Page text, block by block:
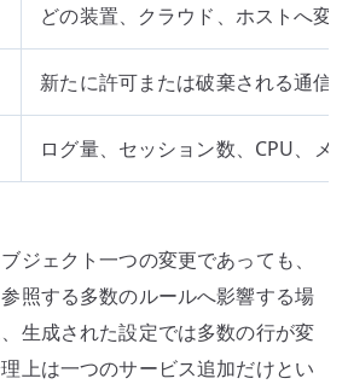
どの装置、クラウド、ホストへ変
新たに許可または破棄される通信
ログ量、セッション数、CPU、メ
ジェクト一つの変更であっても、
照する多数のルールへ影響する場
生成された設定では多数の行が変
上は一つのサービス追加だけとい